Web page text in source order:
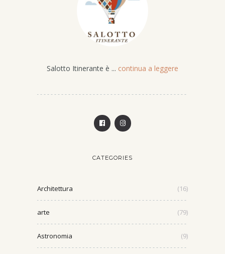
Salotto Itinerante è ... continua a leggere
CATEGORIES
Architettura (16)
arte (79)
Astronomia (9)